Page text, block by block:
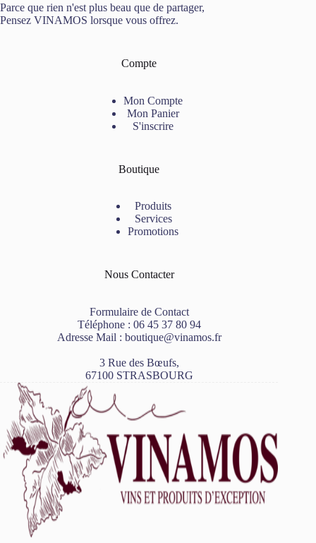
Parce que rien n'est plus beau que de partager,
Pensez VINAMOS lorsque vous offrez.
Compte
Mon Compte
Mon Panier
S'inscrire
Boutique
Produits
Services
Promotions
Nous Contacter
Formulaire de Contact
Téléphone : 06 45 37 80 94
Adresse Mail : boutique@vinamos.fr
3 Rue des Bœufs,
67100 STRASBOURG